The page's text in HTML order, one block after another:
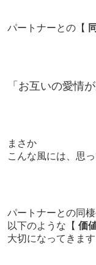
パートナーとの【
「お互いの愛情
まさか
こんな風には、思
パートナーとの同
以下のような【 価
大切になってきます